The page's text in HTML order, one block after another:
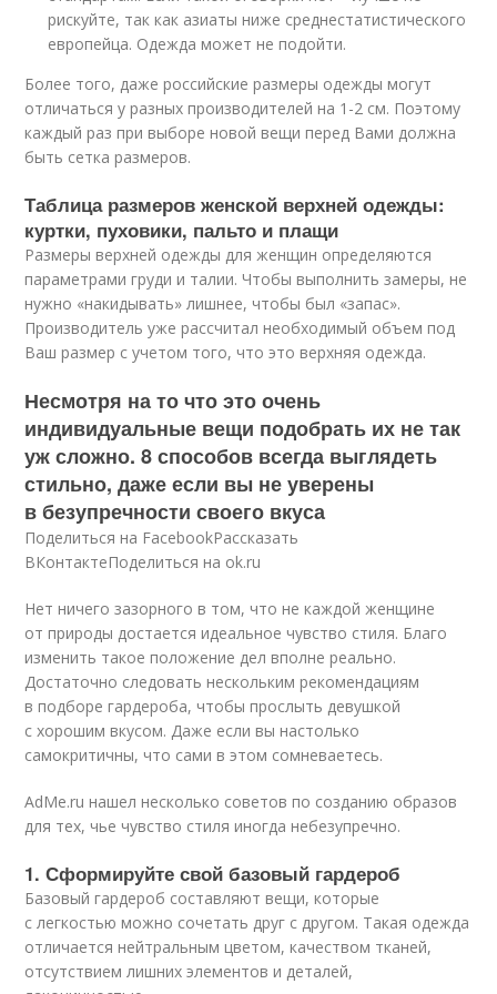
рискуйте, так как азиаты ниже среднестатистического
европейца. Одежда может не подойти.
Более того, даже российские размеры одежды могут
отличаться у разных производителей на 1-2 см. Поэтому
каждый раз при выборе новой вещи перед Вами должна
быть сетка размеров.
Таблица размеров женской верхней одежды:
куртки, пуховики, пальто и плащи
Размеры верхней одежды для женщин определяются
параметрами груди и талии. Чтобы выполнить замеры, не
нужно «накидывать» лишнее, чтобы был «запас».
Производитель уже рассчитал необходимый объем под
Ваш размер с учетом того, что это верхняя одежда.
Несмотря на то что это очень
индивидуальные вещи подобрать их не так
уж сложно. 8 способов всегда выглядеть
стильно, даже если вы не уверены
в безупречности своего вкуса
Поделиться на FacebookРассказать
ВКонтактеПоделиться на ok.ru
Нет ничего зазорного в том, что не каждой женщине
от природы достается идеальное чувство стиля. Благо
изменить такое положение дел вполне реально.
Достаточно следовать нескольким рекомендациям
в подборе гардероба, чтобы прослыть девушкой
с хорошим вкусом. Даже если вы настолько
самокритичны, что сами в этом сомневаетесь.
AdMe.ru нашел несколько советов по созданию образов
для тех, чье чувство стиля иногда небезупречно.
1. Сформируйте свой базовый гардероб
Базовый гардероб составляют вещи, которые
с легкостью можно сочетать друг с другом. Такая одежда
отличается нейтральным цветом, качеством тканей,
отсутствием лишних элементов и деталей,